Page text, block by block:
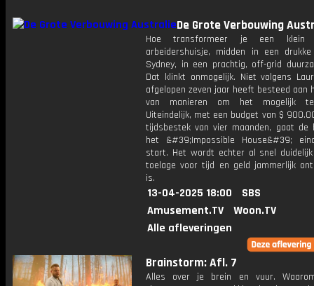
De Grote Verbouwing
Hoe transformeer je een klein
arbeidershuisje, midden in een
Sydney, in een prachtig, off-grid
Dat klinkt onmogelijk. Niet volgens
afgelopen zeven jaar heeft besteed aan
van manieren om het mogelijk
Uiteindelijk, met een budget van $
tijdsbestek van vier maanden, gaat de
het &#39;Impossible House&#39;
start. Het wordt echter al snel
toelage voor tijd en geld jammerlijk
is.
13-04-2025 18:00
SBS
Amusement.TV
Woon.TV
Alle afleveringen
Brainstorm: Afl. 7
Alles over je brein en vuur.